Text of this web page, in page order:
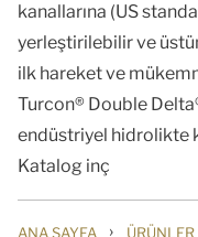
kanallarına (US
yerleştirilebilir ve
ilk hareket ve
Turcon® Double
endüstriyel hidrolikte
Katalog inç
ANA SAYFA › ÜRÜNLER